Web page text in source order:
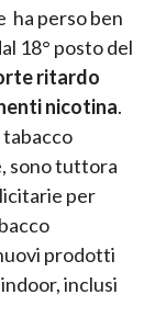
ha perso ben
18° posto del
ritardo
nicotina.
sono tuttora
per
prodotti
inclusi